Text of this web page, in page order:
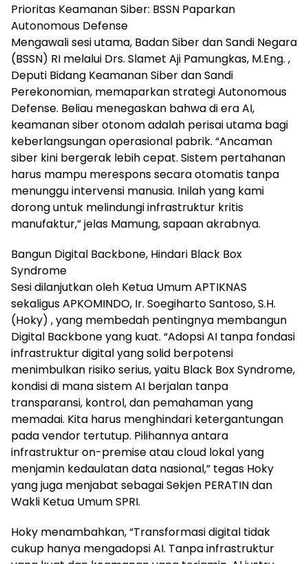
Prioritas Keamanan Siber: BSSN Paparkan
Autonomous Defense
Mengawali sesi utama, Badan Siber dan Sandi Negara
(BSSN) RI melalui Drs. Slamet Aji Pamungkas, M.Eng. ,
Deputi Bidang Keamanan Siber dan Sandi
Perekonomian, memaparkan strategi Autonomous
Defense. Beliau menegaskan bahwa di era AI,
keamanan siber otonom adalah perisai utama bagi
keberlangsungan operasional pabrik. “Ancaman
siber kini bergerak lebih cepat. Sistem pertahanan
harus mampu merespons secara otomatis tanpa
menunggu intervensi manusia. Inilah yang kami
dorong untuk melindungi infrastruktur kritis
manufaktur,” jelas Mamung, sapaan akrabnya.
Bangun Digital Backbone, Hindari Black Box
Syndrome
Sesi dilanjutkan oleh Ketua Umum APTIKNAS
sekaligus APKOMINDO, Ir. Soegiharto Santoso, S.H.
(Hoky) , yang membedah pentingnya membangun
Digital Backbone yang kuat. “Adopsi AI tanpa fondasi
infrastruktur digital yang solid berpotensi
menimbulkan risiko serius, yaitu Black Box Syndrome,
kondisi di mana sistem AI berjalan tanpa
transparansi, kontrol, dan pemahaman yang
memadai. Kita harus menghindari ketergantungan
pada vendor tertutup. Pilihannya antara
infrastruktur on-premise atau cloud lokal yang
menjamin kedaulatan data nasional,” tegas Hoky
yang juga menjabat sebagai Sekjen PERATIN dan
Wakli Ketua Umum SPRI.
Hoky menambahkan, “Transformasi digital tidak
cukup hanya mengadopsi AI. Tanpa infrastruktur